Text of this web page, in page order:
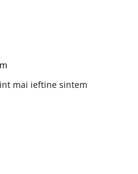
mai ieftine sintem